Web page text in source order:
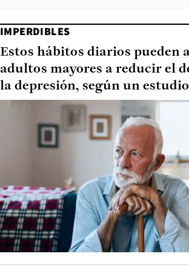
IMPERDIBLES
Estos hábitos diarios pueden
adultos mayores a reducir el
la depresión, según un estudio